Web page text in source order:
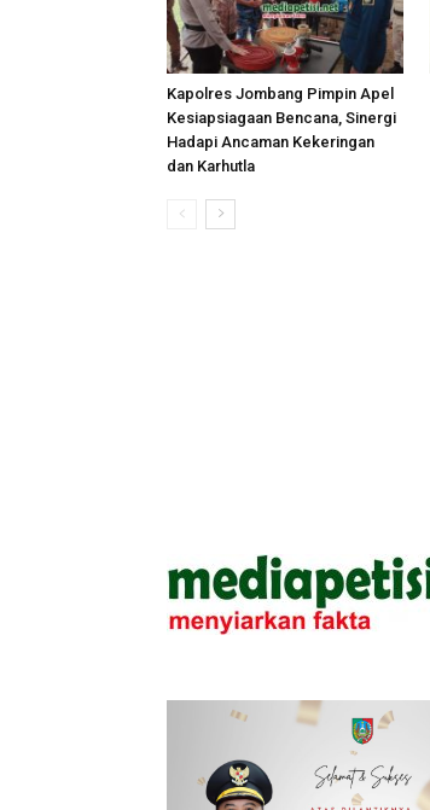
Kapolres Jombang Pimpin Apel
Kesiapsiagaan Bencana, Sinergi
Hadapi Ancaman Kekeringan
dan Karhutla